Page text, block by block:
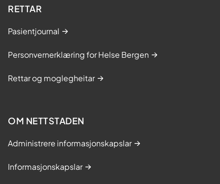
RETTAR
Pasientjournal
Personvernerklæring for Helse Bergen
Rettar og moglegheitar
OM NETTSTADEN
Administrere informasjonskapslar
Informasjonskapslar